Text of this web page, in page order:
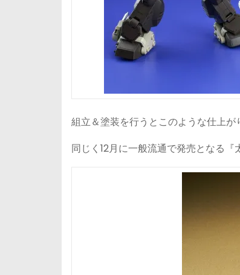
組立＆塗装を行うとこのような仕上が
同じく12月に一般流通で発売となる